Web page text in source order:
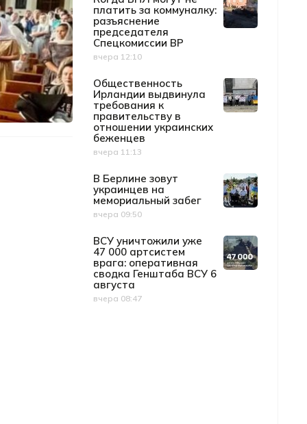
платить за коммуналку:
разъяснение
председателя
Спецкомиссии ВР
Дата публикации
вчера 12:10
Общественность
Ирландии выдвинула
требования к
правительству в
отношении украинских
беженцев
Дата публикации
вчера 11:13
В Берлине зовут
украинцев на
мемориальный забег
Дата публикации
вчера 09:50
ВСУ уничтожили уже
47 000 артсистем
врага: оперативная
сводка Генштаба ВСУ 6
августа
Дата публикации
вчера 08:47